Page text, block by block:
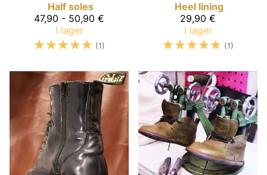
Half soles
47,90 - 50,90 €
I lager
☆☆☆☆☆ (1)
Heel lining
29,90 €
I lager
☆☆☆☆☆ (1)